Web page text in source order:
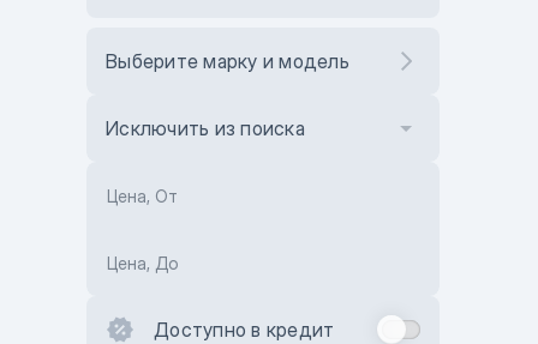
Выберите марку и модель
Исключить из поиска
Цена, От
Цена, До
Доступно в кредит